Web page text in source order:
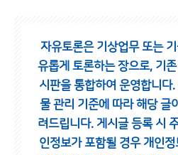
자유토론은 기상업무 또는
유롭게 토론하는 장으로, 기
시판을 통합하여 운영합니다.
물 관리 기준에 따라 해당 글
려드립니다. 게시글 등록 시
인정보가 포함될 경우 개인